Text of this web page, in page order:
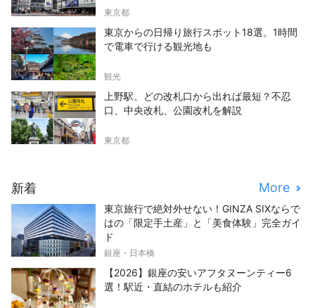
東京都
東京からの日帰り旅行スポット18選。1時間
で電車で行ける観光地も
観光
上野駅、どの改札口から出れば最短？不忍
口、中央改札、公園改札を解説
東京都
新着 More
東京旅行で絶対外せない！GINZA SIXならで
はの「限定手土産」と「美食体験」完全ガイ
ド
銀座・日本橋
【2026】銀座の安いアフタヌーンティー6
選！駅近・直結のホテルも紹介